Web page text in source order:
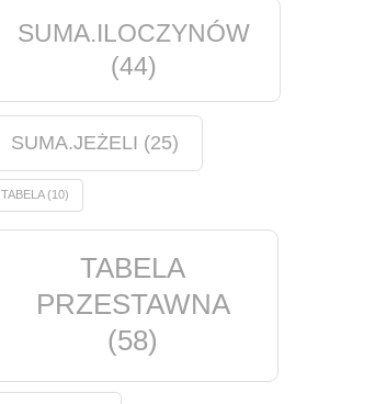
SUMA.ILOCZYNÓW
(44)
SUMA.JEŻELI (25)
TABELA(10)
TABELA
PRZESTAWNA
(58)